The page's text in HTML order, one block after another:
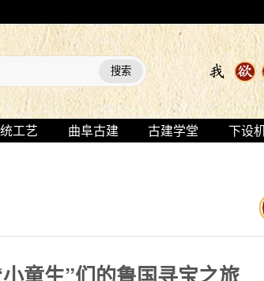
工艺 曲阜古建 古建学堂 下设
童生”们的鲁国寻宝之旅